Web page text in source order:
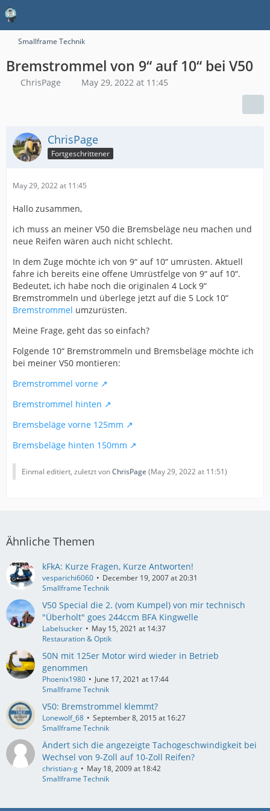
Smallframe Technik
Bremstrommel von 9“ auf 10“ bei V50
ChrisPage May 29, 2022 at 11:45
ChrisPage
Fortgeschrittener
May 29, 2022 at 11:45
Hallo zusammen,
ich muss an meiner V50 die Bremsbeläge neu machen und
neue Reifen wären auch nicht schlecht.
In dem Zuge möchte ich von 9“ auf 10“ umrüsten. Aktuell
fahre ich bereits eine offene Umrüstfelge von 9“ auf 10“.
Bedeutet, ich habe noch die originalen 4 Lock 9“
Bremstrommeln und überlege jetzt auf die 5 Lock 10“
Bremstrommel umzurüsten.
Meine Frage, geht das so einfach?
Folgende 10“ Bremstrommeln und Bremsbeläge möchte ich
bei meiner V50 montieren:
Bremstrommel vorne
Bremstrommel hinten
Bremsbeläge vorne 125mm
Bremsbeläge hinten 150mm
Einmal editiert, zuletzt vonChrisPage (May 29, 2022 at 11:51)
Ähnliche Themen
kFkA: Kurze Fragen, Kurze Antworten!
vesparichi6060
December 19, 2007 at 20:31
Smallframe Technik
V50 Special die 2. (vom Kumpel) von mir technisch
"Überholt" goes 244ccm BFA Kingwelle
Labelsucker
May 15, 2021 at 14:37
Restauration & Optik
50N mit 125er Motor wird wieder in Betrieb
genommen
Phoenix1980
June 17, 2021 at 17:44
Smallframe Technik
V50: Bremstrommel klemmt?
Lonewolf_68
September 8, 2015 at 16:27
Smallframe Technik
Ändert sich die angezeigte Tachogeschwindigkeit bei
Wechsel von 9-Zoll auf 10-Zoll Reifen?
christian-g
May 18, 2009 at 18:42
Smallframe Technik